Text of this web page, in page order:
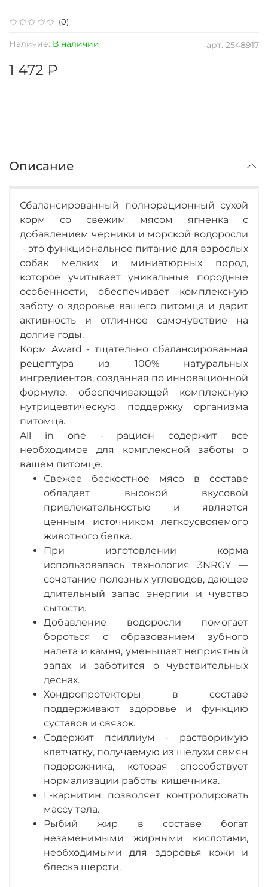
(0)
арт. 2548917
Наличие: В наличии
1 472 ₽
Описание
Сбалансированный полнорационный сухой
корм со свежим мясом ягненка с
добавлением черники и морской водоросли
- это функциональное питание для взрослых
собак мелких и миниатюрных пород,
которое учитывает уникальные породные
особенности, обеспечивает комплексную
заботу о здоровье вашего питомца и дарит
активность и отличное самочувствие на
долгие годы.
Корм Award - тщательно сбалансированная
рецептура из 100% натуральных
ингредиентов, созданная по инновационной
формуле, обеспечивающей комплексную
нутрицевтическую поддержку организма
питомца.
All in one - рацион содержит все
необходимое для комплексной заботы о
вашем питомце.
Свежее бескостное мясо в составе
обладает высокой вкусовой
привлекательностью и является
ценным источником легкоусвояемого
животного белка.
При изготовлении корма
использовалась технология 3NRGY —
сочетание полезных углеводов, дающее
длительный запас энергии и чувство
сытости.
Добавление водоросли помогает
бороться с образованием зубного
налета и камня, уменьшает неприятный
запах и заботится о чувствительных
деснах.
Хондропротекторы в составе
поддерживают здоровье и функцию
суставов и связок.
Содержит псиллиум - растворимую
клетчатку, получаемую из шелухи семян
подорожника, которая способствует
нормализации работы кишечника.
L-карнитин позволяет контролировать
массу тела.
Рыбий жир в составе богат
незаменимыми жирными кислотами,
необходимыми для здоровья кожи и
блеска шерсти.